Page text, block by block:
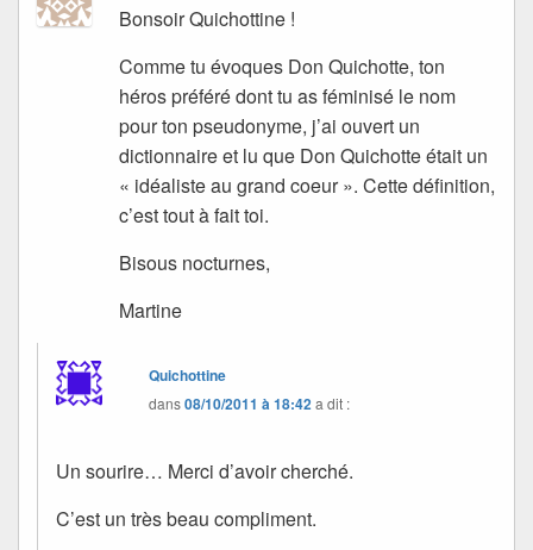
Bonsoir Quichottine !
Comme tu évoques Don Quichotte, ton
héros préféré dont tu as féminisé le nom
pour ton pseudonyme, j’ai ouvert un
dictionnaire et lu que Don Quichotte était un
« idéaliste au grand coeur ». Cette définition,
c’est tout à fait toi.
Bisous nocturnes,
Martine
Quichottine
dans08/10/2011 à 18:42a dit :
Un sourire… Merci d’avoir cherché.
C’est un très beau compliment.